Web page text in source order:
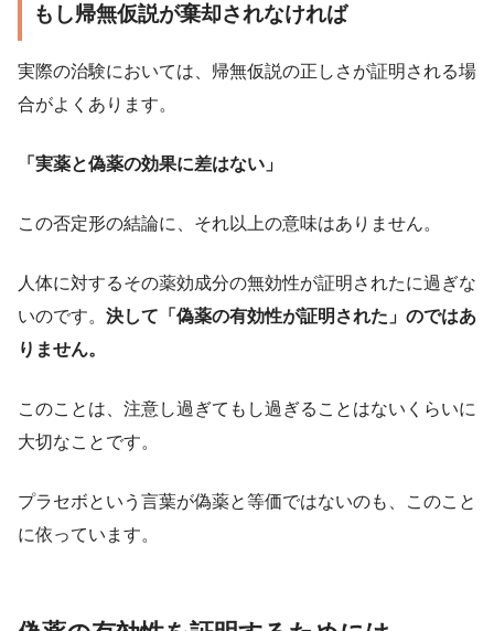
もし帰無仮説が棄却されなければ
実際の治験においては、帰無仮説の正しさが証明される場
合がよくあります。
「実薬と偽薬の効果に差はない」
この否定形の結論に、それ以上の意味はありません。
人体に対するその薬効成分の無効性が証明されたに過ぎな
いのです。 決して「偽薬の有効性が証明された」のではあ
りません。
このことは、注意し過ぎてもし過ぎることはないくらいに
大切なことです。
プラセボという言葉が偽薬と等価ではないのも、このこと
に依っています。